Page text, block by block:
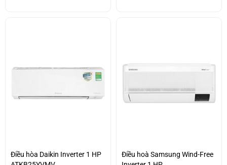
Điều hòa Daikin Inverter 1 HP
Điều hoà Samsung Wind-Free